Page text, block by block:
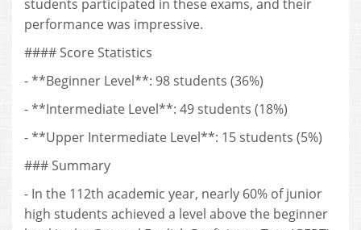
students participated in these exams, and their
performance was impressive.
#### Score Statistics
- **Beginner Level**: 98 students (36%)
- **Intermediate Level**: 49 students (18%)
- **Upper Intermediate Level**: 15 students (5%)
### Summary
- In the 112th academic year, nearly 60% of junior
high students achieved a level above the beginner